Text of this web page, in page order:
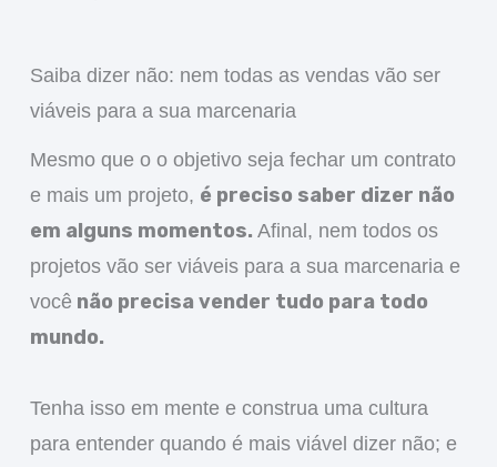
Saiba dizer não: nem todas as vendas vão ser
viáveis para a sua marcenaria
Mesmo que o o objetivo seja fechar um contrato
e mais um projeto, é preciso saber dizer não
em alguns momentos. Afinal, nem todos os
projetos vão ser viáveis para a sua marcenaria e
você não precisa vender tudo para todo
mundo.
Tenha isso em mente e construa uma cultura
para entender quando é mais viável dizer não; e